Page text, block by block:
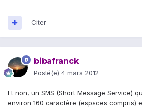
Citer
bibafranck
Posté(e) 4 mars 2012
Et non, un SMS (Short Message Service)
environ 160 caractère (espaces compris)